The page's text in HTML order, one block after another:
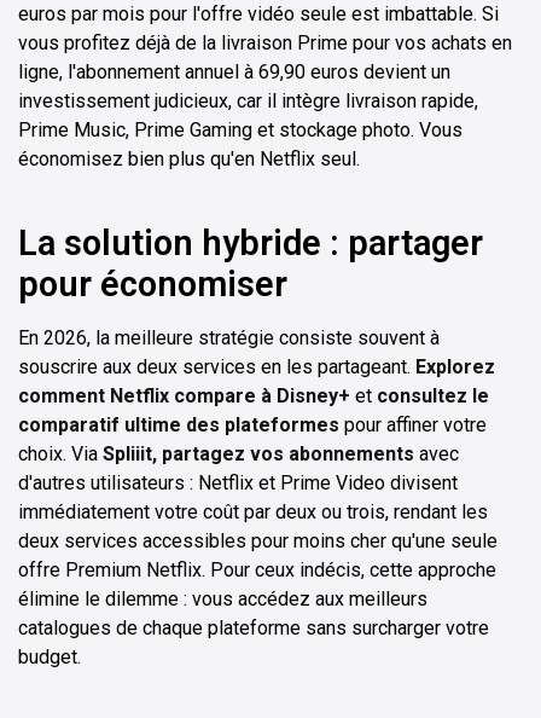
euros par mois pour l'offre vidéo seule est imbattable. Si
vous profitez déjà de la livraison Prime pour vos achats en
ligne, l'abonnement annuel à 69,90 euros devient un
investissement judicieux, car il intègre livraison rapide,
Prime Music, Prime Gaming et stockage photo. Vous
économisez bien plus qu'en Netflix seul.
La solution hybride : partager
pour économiser
En 2026, la meilleure stratégie consiste souvent à
souscrire aux deux services en les partageant. Explorez
comment Netflix compare à Disney+ et consultez le
comparatif ultime des plateformes pour affiner votre
choix. Via Spliiit, partagez vos abonnements avec
d'autres utilisateurs : Netflix et Prime Video divisent
immédiatement votre coût par deux ou trois, rendant les
deux services accessibles pour moins cher qu'une seule
offre Premium Netflix. Pour ceux indécis, cette approche
élimine le dilemme : vous accédez aux meilleurs
catalogues de chaque plateforme sans surcharger votre
budget.